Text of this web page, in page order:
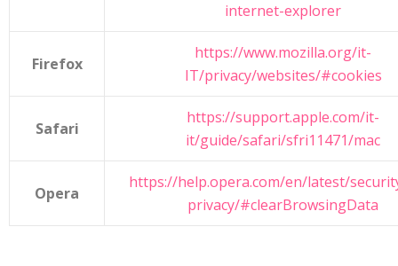
internet-explorer
Firefox
https://www.mozilla.org/it-
IT/privacy/websites/#cookies
Safari
https://support.apple.com/it-
it/guide/safari/sfri11471/mac
Opera
https://help.opera.com/en/latest/
privacy/#clearBrowsingData